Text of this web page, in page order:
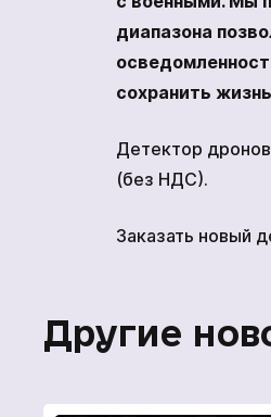
диапазона
сохранить
Детектор
(без НДС).
Заказать новый
Другие